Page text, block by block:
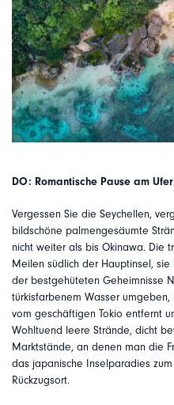
DO: Romantische Pause am Ufer
Vergessen Sie die Seychellen,
bildschöne palmengesäumte
nicht weiter als bis Okinawa. Die
Meilen südlich der Hauptinsel,
der bestgehüteten Geheimnisse
türkisfarbenem Wasser
vom geschäftigen Tokio entfernt
Wohltuend leere Strände, dicht
Marktstände, an denen man die
das japanische Inselparadies
Rückzugsort.